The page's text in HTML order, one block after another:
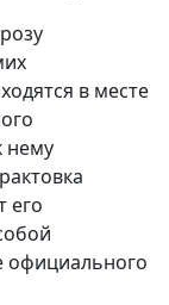
в месте
нему
его
официального